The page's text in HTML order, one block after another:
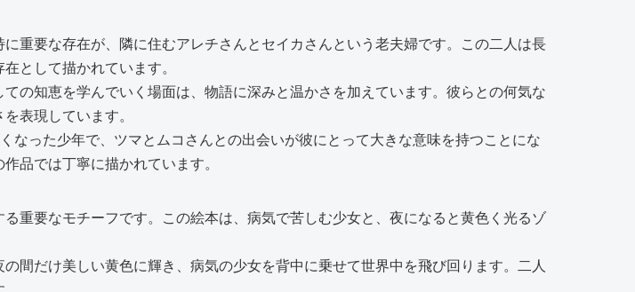
重要な存在が、隣に住むアレチさんとセイカさんという老夫婦です。この二人は長
として描かれています。
の知恵を学んでいく場面は、物語に深みと温かさを加えています。彼らとの何気な
表現しています。
った少年で、ツマとムコさんとの出会いが彼にとって大きな意味を持つことにな
品では丁寧に描かれています。
重要なモチーフです。この絵本は、病気で苦しむ少女と、夜になると黄色く光るゾ
間だけ美しい黄色に輝き、病気の少女を背中に乗せて世界中を飛び回ります。二人